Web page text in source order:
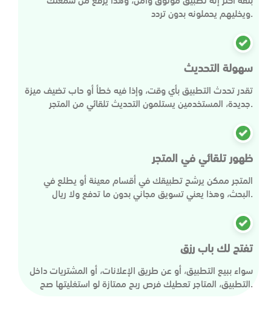
ويخليهم يحملونه بدون تردد.
سهولة التحديث
تقدر تحدث التطبيق بأي وقت، وإذا فيه خطأ أو حاب تضيف ميزة
جديدة، المستخدمين يستلمون التحديث تلقائي من المتجر.
ظهور تلقائي في المتجر
المتجر ممكن يرشح تطبيقك في أقسام معينة أو يطلع في
البحث، وهذا يعني تسويق مجاني بدون ما تدفع ولا ريال.
تفتح لك باب رزق
سواء ببيع التطبيق، أو عن طريق الإعلانات، أو المشتريات داخل
التطبيق، المتاجر تعطيك فرص ربح ممتازة لو استغليتها صح.